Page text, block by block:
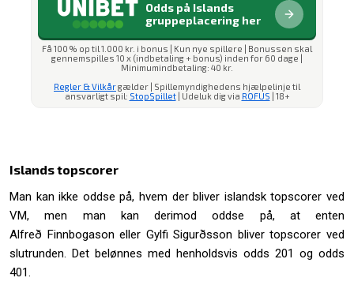
Odds på Islands
gruppeplacering her
Få 100 % op til 1.000 kr. i bonus | Kun nye spillere | Bonussen skal
gennemspilles 10 x (indbetaling + bonus) inden for 60 dage |
Minimumindbetaling: 40 kr.
Regler & Vilkårgælder | Spillemyndighedens hjælpelinje til
ansvarligt spil: StopSpillet| Udeluk dig via ROFUS | 18+
Islands topscorer
Man kan ikke oddse på, hvem der bliver islandsk topscorer ved
VM, men man kan derimod oddse på, at enten
Alfreð Finnbogason eller Gylfi Sigurðsson bliver topscorer ved
slutrunden. Det belønnes med henholdsvis odds 201 og odds
401.